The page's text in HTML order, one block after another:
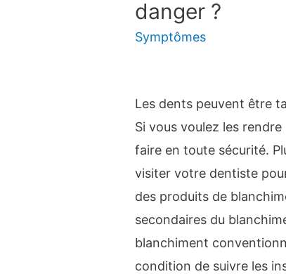
danger ?
Symptômes
Les dents peuvent être
Si vous voulez les
faire en toute sécurité.
visiter votre dentiste
des produits de
secondaires du
blanchiment
condition de suivre les